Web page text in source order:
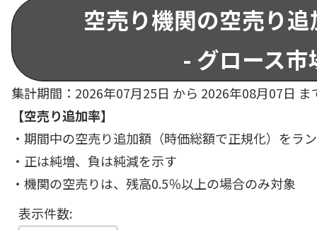
空売り機関の空売り
- グロース市
集計期間：2026年07月25日 から 2026年08月07日 ま
【空売り追加率】
・期間中の空売り追加額（時価総額で正規化）をラ
・正は純増、負は純減を示す
・機関の空売りは、残高0.5％以上の場合のみ対象
表示件数: